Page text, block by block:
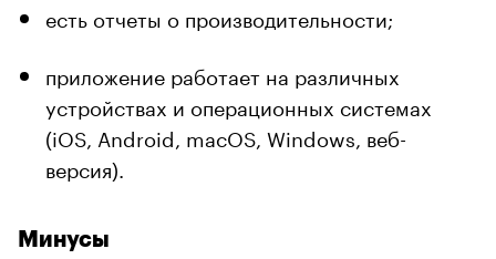
есть отчеты о производительности;
приложение работает на различных
устройствах и операционных системах
(iOS, Android, macOS, Windows, веб-
версия).
Минусы